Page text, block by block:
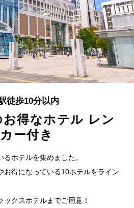
徒歩10分以内
得なホテル レン
ー付き
ホテルを集めました。
お得になっている10ホテルをライン
クスホテルまでご用意！